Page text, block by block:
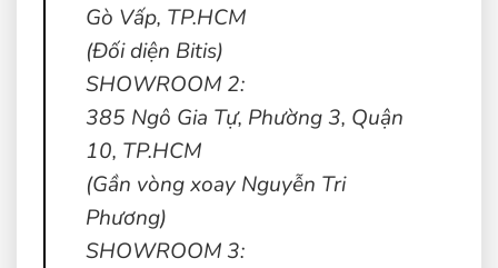
Gò Vấp, TP.HCM
(Đối diện Bitis)
SHOWROOM 2:
385 Ngô Gia Tự, Phường 3, Quận
10, TP.HCM
(Gần vòng xoay Nguyễn Tri
Phương)
SHOWROOM 3: